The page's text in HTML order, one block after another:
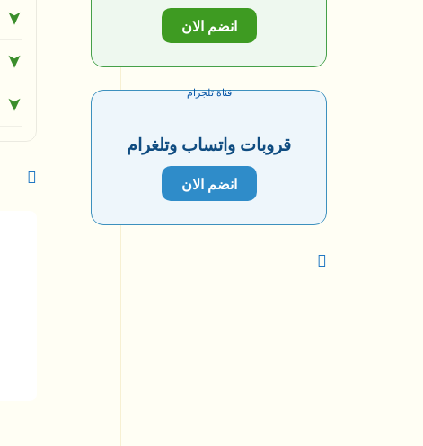
انضم الان
قناة تلجرام
قروبات واتساب وتلغرام
انضم الان